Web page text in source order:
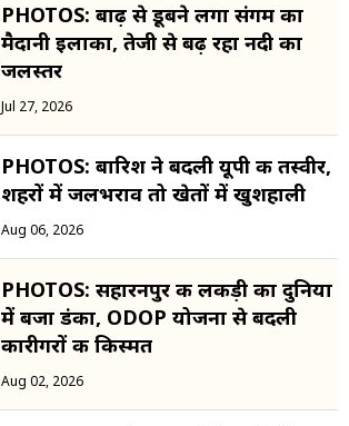
PHOTOS: बाढ़ से डूबने लगा संगम का
मैदानी इलाका, तेजी से बढ़ रहा नदी का
जलस्तर
Jul 27, 2026
PHOTOS: बारिश ने बदली यूपी की तस्वीर,
शहरों में जलभराव तो खेतों में खुशहाली
Aug 06, 2026
PHOTOS: सहारनपुर की लकड़ी का दुनिया
में बजा डंका, ODOP योजना से बदली
कारीगरों की किस्मत
Aug 02, 2026